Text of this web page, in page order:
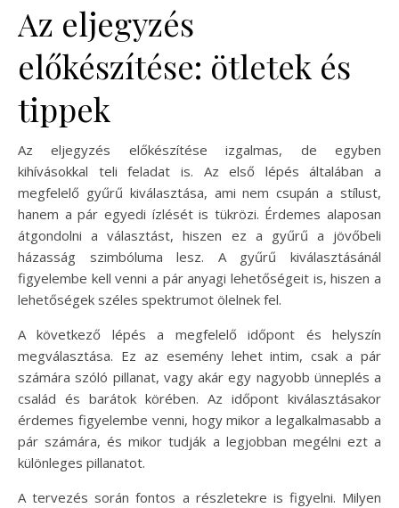
Az eljegyzés
előkészítése: ötletek és
tippek
Az eljegyzés előkészítése izgalmas, de egyben
kihívásokkal teli feladat is. Az első lépés általában a
megfelelő gyűrű kiválasztása, ami nem csupán a stílust,
hanem a pár egyedi ízlését is tükrözi. Érdemes alaposan
átgondolni a választást, hiszen ez a gyűrű a jövőbeli
házasság szimbóluma lesz. A gyűrű kiválasztásánál
figyelembe kell venni a pár anyagi lehetőségeit is, hiszen a
lehetőségek széles spektrumot ölelnek fel.
A következő lépés a megfelelő időpont és helyszín
megválasztása. Ez az esemény lehet intim, csak a pár
számára szóló pillanat, vagy akár egy nagyobb ünneplés a
család és barátok körében. Az időpont kiválasztásakor
érdemes figyelembe venni, hogy mikor a legalkalmasabb a
pár számára, és mikor tudják a legjobban megélni ezt a
különleges pillanatot.
A tervezés során fontos a részletekre is figyelni. Milyen